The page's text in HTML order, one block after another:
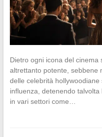
Dietro ogni icona del
altrettanto potente, sebbene
delle celebrità
influenza, detenendo
in vari settori come…